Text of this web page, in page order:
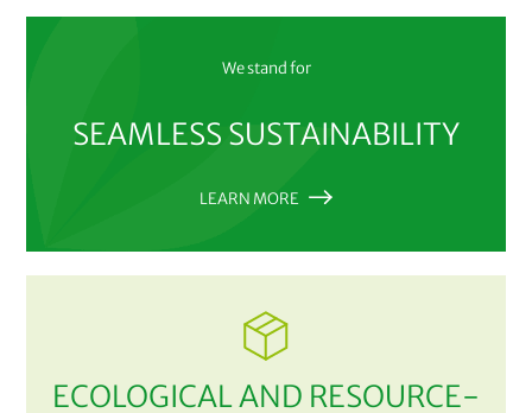
We stand for
SEAMLESS SUSTAINABILITY
LEARN MORE
ECOLOGICAL AND RESOURCE-